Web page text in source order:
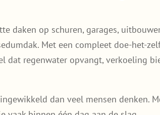
daken op schuren, garages,
Met een compleet doe-het-
dat regenwater opvangt, verkoeling
dan veel mensen denken.